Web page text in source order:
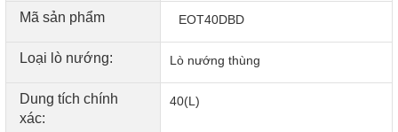
Mã sản phẩm EOT40DBD
Loại lò nướng: Lò nướng thùng
Dung tích chính
xác:
40(L)